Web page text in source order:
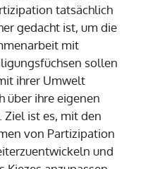
tatsächlich
gedacht ist, um die
mit
sollen
ihrer Umwelt
über ihre eigenen
Ziel ist es, mit den
von Partizipation
und